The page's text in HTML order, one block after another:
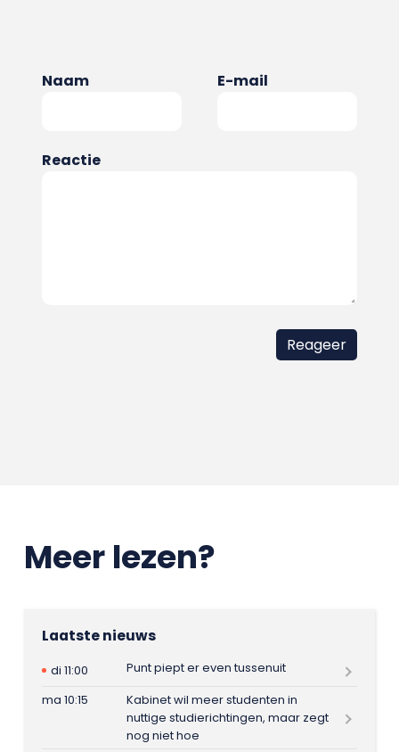
Naam E-mail
Reactie
Meer lezen?
Laatste nieuws
di 11:00
Punt piept er even tussenuit
ma 10:15
Kabinet wil meer studenten in
nuttige studierichtingen, maar zegt
nog niet hoe